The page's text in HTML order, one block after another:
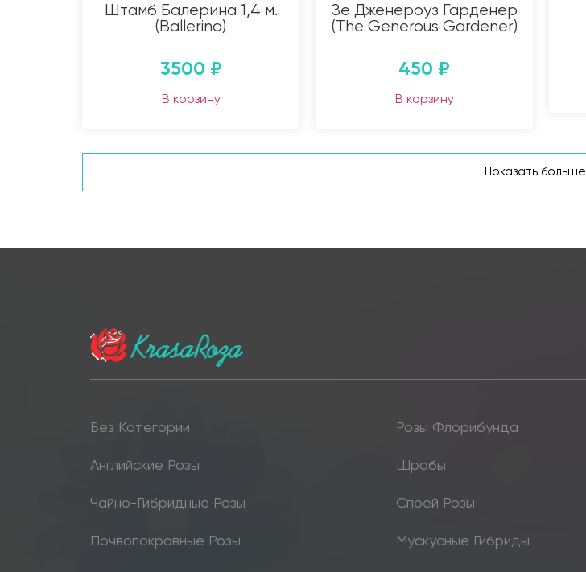
Штамб Балерина 1,4 м.
(Ballerina)
3500 ₽
В корзину
Зе Дженероуз Гарденер
(The Generous Gardener)
450 ₽
В корзину
Показать больше
Без Категории Розы Флорибунда
Английские Розы Шрабы
Чайно-Гибридные Розы Спрей Розы
Почвопокровные Розы Мускусные Гибриды